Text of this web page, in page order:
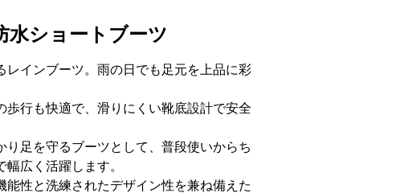
水ショートブーツ
レインブーツ。雨の日でも足元を上品に彩
歩行も快適で、滑りにくい靴底設計で安全
り足を守るブーツとして、普段使いからち
幅広く活躍します。
能性と洗練されたデザイン性を兼ね備えた